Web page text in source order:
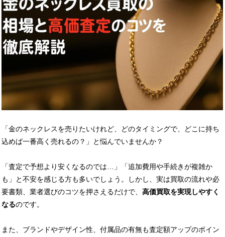
「金のネックレスを売りたいけれど、どのタイミングで、どこに持ち
込めば一番高く売れるの？」と悩んでいませんか？
「査定で予想より安くなるのでは…」「追加費用や手続きが複雑か
も」と不安を感じる方も多いでしょう。しかし、実は買取の流れや必
要書類、業者選びのコツを押さえるだけで、 高価買取を実現しやすく
なるのです。
また、ブランドやデザイン性、付属品の有無も査定額アップのポイン